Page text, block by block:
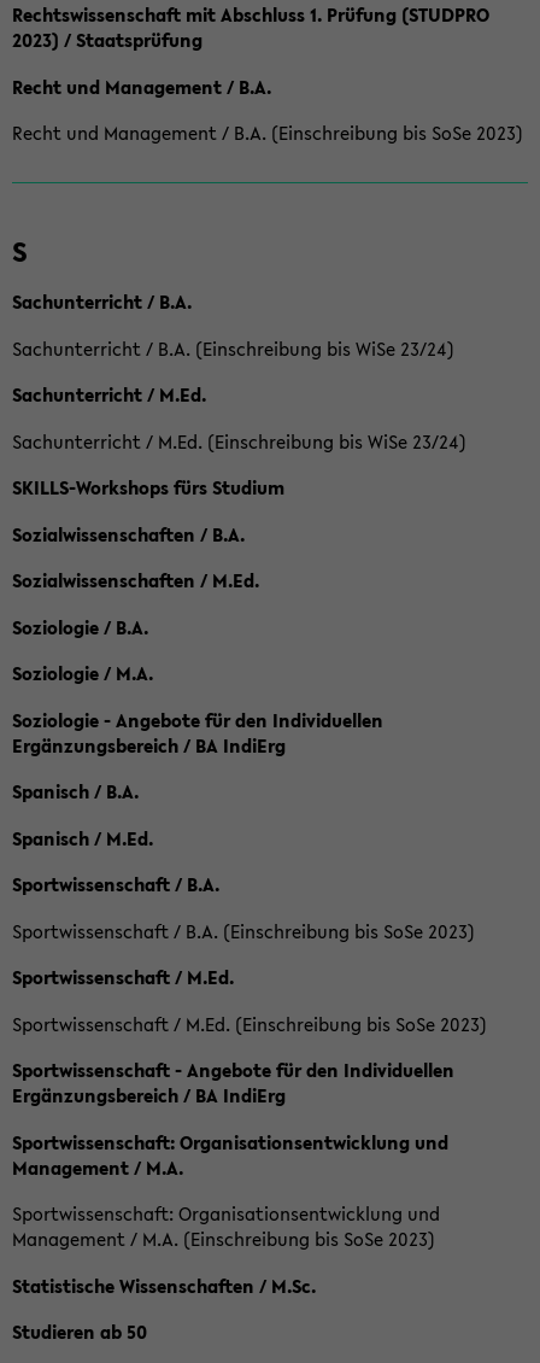
Rechtswissenschaft mit Abschluss 1. Prüfung (STUDPRO
2023) / Staatsprüfung
Recht und Management / B.A.
Recht und Management / B.A. (Einschreibung bis SoSe 2023)
S
Sachunterricht / B.A.
Sachunterricht / B.A. (Einschreibung bis WiSe 23/24)
Sachunterricht / M.Ed.
Sachunterricht / M.Ed. (Einschreibung bis WiSe 23/24)
SKILLS-Workshops fürs Studium
Sozialwissenschaften / B.A.
Sozialwissenschaften / M.Ed.
Soziologie / B.A.
Soziologie / M.A.
Soziologie - Angebote für den Individuellen
Ergänzungsbereich / BA IndiErg
Spanisch / B.A.
Spanisch / M.Ed.
Sportwissenschaft / B.A.
Sportwissenschaft / B.A. (Einschreibung bis SoSe 2023)
Sportwissenschaft / M.Ed.
Sportwissenschaft / M.Ed. (Einschreibung bis SoSe 2023)
Sportwissenschaft - Angebote für den Individuellen
Ergänzungsbereich / BA IndiErg
Sportwissenschaft: Organisationsentwicklung und
Management / M.A.
Sportwissenschaft: Organisationsentwicklung und
Management / M.A. (Einschreibung bis SoSe 2023)
Statistische Wissenschaften / M.Sc.
Studieren ab 50